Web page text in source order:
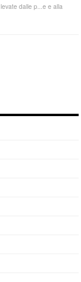
dalle p...e e alla